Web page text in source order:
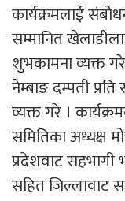
कार्यक्रमलाई
सम्मानित
शुभकामना व्यक्त
नेम्बाङ दम्पती
व्यक्त गरे ।
समितिका अध्यक्ष
प्रदेशवाट सहभागी
सहित जिल्लावाट